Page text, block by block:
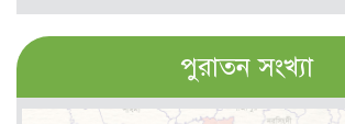
পুরাতন সংখ্যা